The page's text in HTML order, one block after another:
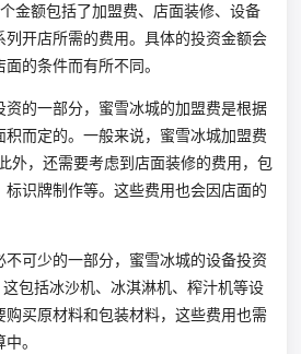
金额包括了加盟费、店面装修、设备
开店所需的费用。具体的投资金额会
的条件而有所不同。
资的一部分，蜜雪冰城的加盟费是根据
而定的。一般来说，蜜雪冰城加盟费
外，还需要考虑到店面装修的费用，包
识牌制作等。这些费用也会因店面的
可少的一部分，蜜雪冰城的设备投资
包括冰沙机、冰淇淋机、榨汁机等设
买原材料和包装材料，这些费用也需
。